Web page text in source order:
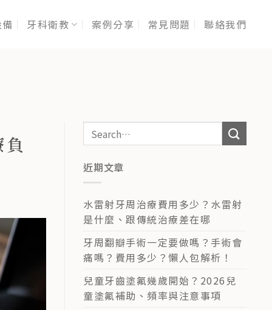
牙科衛教 案例分享 常見問題 聯絡我們
近期文章
水雷射牙周治療費用多少？水雷射
是什麼、跟傳統治療差在哪
牙周翻瓣手術一定要做嗎？手術會
痛嗎？費用多少？懶人包解析！
兒童牙齒塗氟幾歲開始？2026兒
童塗氟補助、頻率與注意事項